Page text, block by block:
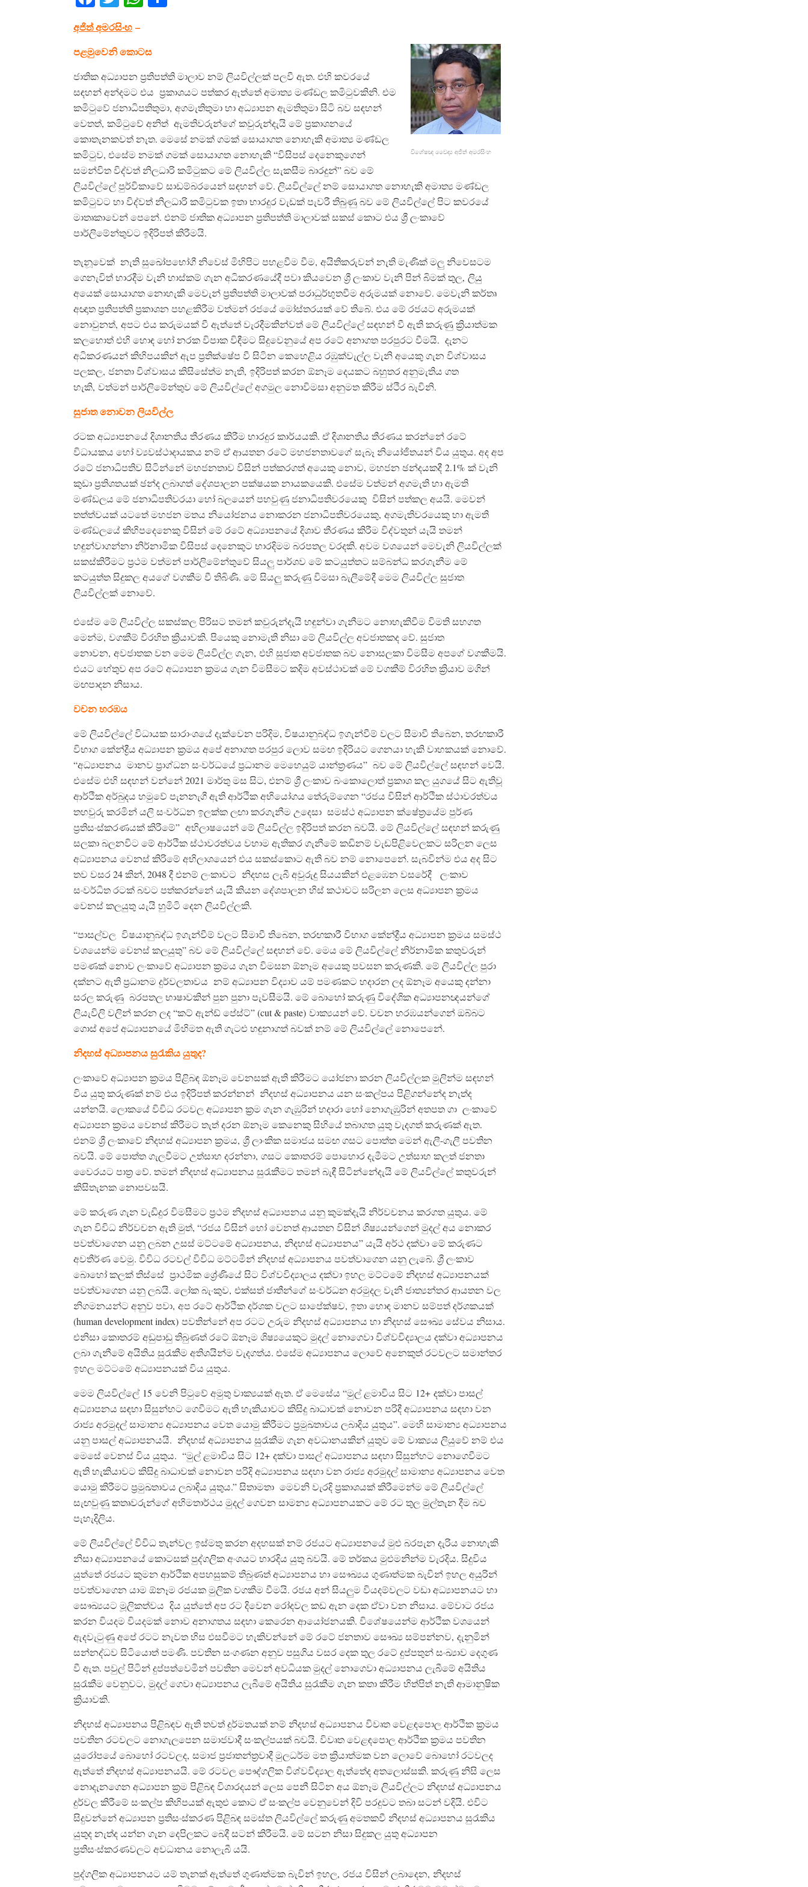
අජිත් අමරසිංහ –
විශේෂඥ වෛද්‍ය අජිත් අමරසිංහ
පළමුවෙනි කොටස
ජාතික අධ්‍යාපන ප්‍රතිපත්ති මාලාව නම් ලියවිල්ලක් පලවී ඇත. එහි කවරයේ
සඳහන් අන්දමට එය ප්‍රකාශයට පත්කර ඇත්තේ අමාත්‍ය මණ්ඩල කමිටුවකිනි. එම
කමිටුවේ ජනාධිපතිතුමා, අගමැතිතුමා හා අධ්‍යාපන ඇමතිතුමා සිටි බව සඳහන්
වෙතත්, කමිටුවේ අනිත් ඇමතිවරුන්ගේ කවුරුන්දැයි මේ ප්‍රකාශනයේ
කොතැනකවත් නැත. මෙසේ නමක් ගමක් සොයාගත නොහැකි අමාත්‍ය මණ්ඩල
කමිටුව, එසේම නමක් ගමක් සොයාගත නොහැකි “විසිපස් දෙනෙකුගෙන්
සමන්විත විද්වත් නිලධාරි කමිටුකට මේ ලියවිල්ල සැකසීම බාරදුන්” බව මේ
ලියවිල්ලේ පුර්විකාවේ සාඩම්බරයෙන් සඳහන් වේ. ලියවිල්ලේ නම් සොයාගත නොහැකි අමාත්‍ය මණ්ඩල
කමිටුවට හා විද්වත් නිලධාරි කමිටුවක ඉතා භාරදුර වැඩක් පැවරී තිබුණු බව මේ ලියවිල්ලේ පිට කවරයේ
මාතෘකාවෙන් පෙනේ. එනම් ජාතික අධ්‍යාපන ප්‍රතිපත්ති මාලාවක් සකස් කොට එය ශ්‍රී ලංකාවේ
පාර්ලිමේන්තුවට ඉදිරිපත් කිරීමයි.
තැනූවෙක් නැති සුඛෝපභෝගී නිවෙස් මිහිපිට පහළවීම වීම, අයිතිකරුවන් නැති මැණික් මලු නිවෙසටම
ගෙනැවිත් භාරදීම වැනි හාස්කම් ගැන අධිකරණයේදී පවා කියවෙන ශ්‍රී ලංකාව වැනි පින් බිමක් තුල, ලියු
අයෙක් සොයාගත නොහැකි මෙවැන් ප්‍රතිපත්ති මාලාවක් පරාධුර්භුතවීම අරුමයක් නොවේ. මෙවැනි කර්තෘ
අඥාත ප්‍රතිපත්ති ප්‍රකාශන පහළකිරීම වත්මන් රජයේ මෝස්තරයක් වේ තිබේ. එය මේ රජයට අරුමයක්
නොවුනත්, අපට එය කරුමයක් වී ඇත්තේ වැරදීමකින්වත් මේ ලියවිල්ලේ සඳහන් වී ඇති කරුණු ක්‍රියාත්මක
කලහොත් එහි හොඳ හෝ නරක විපාක විඳීමට සිදුවෙනුයේ අප රටේ අනාගත පරපුරට වීමයි. දැනට
අධිකරණයන් කිහිපයකින් ඇප ප්‍රතික්ෂේප වී සිටින කෙහෙළිය රඹුක්වැල්ල වැනි අයෙකු ගැන විශ්වාසය
පලකල, ජනතා විශ්වාසය කිසිසේත්ම නැති, ඉදිරිපත් කරන ඕනෑම දෙයකට බහුතර අනුමැතිය ගත
හැකි, වත්මන් පාර්ලිමේන්තුව මේ ලියවිල්ලේ අගමුල නොවිමසා අනුමත කිරීම ස්ථිර බැවිනි.
සුජාත නොවන ලියවිල්ල
රටක අධ්‍යාපනයේ දිශානතිය තීරණය කිරීම භාරදුර කාර්යයකි. ඒ දිශානතිය තීරණය කරන්නේ රටේ
විධායකය හෝ ව්‍යවස්ථාදායකය නම් ඒ ආයතන රටේ මහජනතාවගේ සැබෑ නියෝජිතයන් විය යුතුය. අද අප
රටේ ජනාධිපතිව සිටින්නේ මහජනතාව විසින් පත්කරගත් අයෙකු නොව, මහජන ඡන්දයකදී 2.1% ක් වැනි
කුඩා ප්‍රතිශතයක් ඡන්ද ලබාගත් දේශපාලන පක්ෂයක නායකයෙකි. එසේම වත්මන් අගමැති හා ඇමති
මණ්ඩලය මේ ජනාධිපතිවරයා හෝ බලයෙන් පහවුණු ජනාධිපතිවරයෙකු විසින් පත්කල අයයි. මෙවන්
තත්ත්වයක් යටතේ මහජන මතය නියෝජනය නොකරන ජනාධිපතිවරයෙකු, අගමැතිවරයෙකු හා ඇමති
මණ්ඩලයේ කිහිපදෙනෙකු විසින් මේ රටේ අධ්‍යාපනයේ දිශාව තීරණය කිරීම විද්වතුන් යැයි තමන්
හඳුන්වාගන්නා නිර්නාමික විසිපස් දෙනෙකුට භාරදිමම බරපතල වරදකි. අවම වශයෙන් මෙවැනි ලියවිල්ලක්
සකස්කිරීමට ප්‍රථම වත්මන් පාර්ලිමේන්තුවේ සියලු පාර්ශව මේ කටයුත්තට සම්බන්ධ කරගැනීම මේ
කටයුත්ත සිදුකල අයගේ වගකීම වී තිබිණි. මේ සියලු කරුණු විමසා බැලීමේදී මෙම ලියවිල්ල සුජාත
ලියවිල්ලක් නොවේ.
එසේම මේ ලියවිල්ල සකස්කල පිරිසට තමන් කවුරුන්දැයි හඳුන්වා ගැනීමට නොහැකිවීම විමති සහගත
මෙන්ම, වගකීම් විරහිත ක්‍රියාවකි. පියෙකු නොමැති නිසා මේ ලියවිල්ල අවජාතකද වේ. සුජාත
නොවන, අවජාතක වන මෙම ලියවිල්ල ගැන, එහි සුජාත අවජාතක බව නොසලකා විමසීම අපගේ වගකීමයි.
එයට හේතුව අප රටේ අධ්‍යාපන ක්‍රමය ගැන විමසීමට කදිම අවස්ථාවක් මේ වගකීම් විරහිත ක්‍රියාව මගින්
මඟපාදන නිසාය.
වචන හරඹය
මේ ලියවිල්ලේ විධායක සාරාංශයේ දැක්වෙන පරිදිම, විෂයානුබද්ධ ඉගැන්වීම් වලට සීමාවී තිබෙන, තරඟකාරී
විභාග කේන්ද්‍රීය අධ්‍යාපන ක්‍රමය අපේ අනාගත පරපුර ලොව සමඟ ඉදිරියට ගෙනයා හැකි වාහකයක් නොවේ.
“අධ්‍යාපනය මානව ප්‍රාග්ධන සංවර්ධයේ ප්‍රධානම මෙහෙයුම් යාන්ත්‍රණය” බව මේ ලියවිල්ලේ සඳහන් වෙයි.
එසේම එහි සඳහන් වන්නේ 2021 මාර්තු මස සිට, එනම් ශ්‍රී ලංකාව බංකොලොත් ප්‍රකාශ කල යුගයේ සිට ඇතිවූ
ආර්ථික අර්බුදය හමුවේ පැනනැගී ඇති ආර්ථික අභියෝගය තේරුම්ගෙන “රජය විසින් ආර්ථික ස්ථාවරත්වය
තහවුරු කරමින් යලි සංවර්ධන ඉලක්ක ලඟා කරගැනීම උදෙසා සමස්ථ අධ්‍යාපන ක්ෂේත්‍රයේම පුර්ණ
ප්‍රතිසංස්කරණයක් කිරීමේ” අභිලාෂයෙන් මේ ලියවිල්ල ඉදිරිපත් කරන බවයි. මේ ලියවිල්ලේ සඳහන් කරුණු
සලකා බලනවිට මේ ආර්ථික ස්ථාවරත්වය වහාම ඇතිකර ගැනීමේ කඩිනම් වැඩපිළිවෙලකට සරිලන ලෙස
අධ්‍යාපනය වෙනස් කිරිමේ අභිලාශයෙන් එය සකස්කොට ඇති බව නම් නොපෙනේ. සැබවින්ම එය අද සිට
තව වසර 24 කින්, 2048 දී එනම් ලංකාවට නිදහස ලැබී අවුරුදු සියයකින් එළඹෙන වසරේදී ලංකාව
සංවර්ධිත රටක් බවට පත්කරන්නේ යැයි කියන දේශපාලන හිස් කථාවට සරිලන ලෙස අධ්‍යාපන ක්‍රමය
වෙනස් කලයුතු යැයි හුමිටි දෙන ලියවිල්ලකි.
“පාසල්වල විෂයානුබද්ධ ඉගැන්වීම් වලට සීමාවී තිබෙන, තරඟකාරී විභාග කේන්ද්‍රීය අධ්‍යාපන ක්‍රමය සමස්ථ
වශයෙන්ම වෙනස් කලයුතු” බව මේ ලියවිල්ලේ සඳහන් වේ. මෙය මේ ලියවිල්ලේ නිර්නාමික කතුවරුන්
පමණක් නොව ලංකාවේ අධ්‍යාපන ක්‍රමය ගැන විමසන ඕනෑම අයෙකු පවසන කරුණකි. මේ ලියවිල්ල පුරා
දක්නට ඇති ප්‍රධානම දුර්වලතාවය නම් අධ්‍යාපන විද්‍යාව යම් පමණකට හදාරන ලද ඕනෑම අයෙකු දන්නා
සරල කරුණු බරපතල භාෂාවකින් පුන පුනා පැවසීමයි. මේ බොහෝ කරුණු විදේශික අධ්‍යාපනඥයන්ගේ
ලියැවිලි වලින් කරන ලද “කට් ඇන්ඩ් පේස්ට්” (cut & paste) වාක්‍යයන් වේ. වචන හරඹයන්ගෙන් ඔබ්බට
ගොස් අපේ අධ්‍යාපනයේ මිහිමත ඇති ගැටළු හඳුනාගත් බවක් නම් මේ ලියවිල්ලේ නොපෙනේ.
නිදහස් අධ්‍යාපනය සුරැකිය යුතුද?
ලංකාවේ අධ්‍යාපන ක්‍රමය පිළිබඳ ඕනෑම වෙනසක් ඇති කිරීමට යෝජනා කරන ලියවිල්ලක මුලින්ම සඳහන්
විය යුතු කරුණක් නම් එය ඉදිරිපත් කරන්නන් නිදහස් අධ්‍යාපනය යන සංකල්පය පිළිගන්නේද නැත්ද
යන්නයි. ලොකයේ විවිධ රටවල අධ්‍යාපන ක්‍රම ගැන ගැඹුරින් හදාරා හෝ නොගැඹුරින් අතපත ගා ලංකාවේ
අධ්‍යාපන ක්‍රමය වෙනස් කිරීමට තැත් දරන ඕනෑම කෙනෙකු සිහියේ තබාගත යුතු වැදගත් කරුණක් ඇත.
එනම් ශ්‍රී ලංකාවේ නිදහස් අධ්‍යාපන ක්‍රමය, ශ්‍රී ලාංකික සමාජය සමඟ ගසට පොත්ත මෙන් ඇලී-ගැලී පවතින
බවයි. මේ පොත්ත ගැලවීමට උත්සාහ දරන්නා, ගසට කොතරම් පොහොර දැමීමට උත්සාහ කලත් ජනතා
වෛරයට පාත්‍ර වේ. තමන් නිදහස් අධ්‍යාපනය සුරැකීමට තමන් බැඳී සිටින්නේදැයි මේ ලියවිල්ලේ කතුවරුන්
කිසිතැනක නොපවසයි.
මේ කරුණ ගැන වැඩිදුර විමසීමට ප්‍රථම නිදහස් අධ්‍යාපනය යනු කුමක්දැයි නිර්වචනය කරගත යුතුය. මේ
ගැන විවිධ නිර්වචන ඇති මුත්, “රජය විසින් හෝ වෙනත් ආයතන විසින් ශිෂ්‍යයන්ගෙන් මුදල් අය නොකර
පවත්වාගෙන යනු ලබන උසස් මට්ටමේ අධ්‍යාපනය, නිදහස් අධ්‍යාපනය” යැයි අර්ථ දක්වා මේ කරුණට
අවතීර්ණ වෙමු. විවිධ රටවල් විවිධ මට්ටමින් නිදහස් අධ්‍යාපනය පවත්වාගෙන යනු ලැබේ. ශ්‍රී ලංකාව
බොහෝ කලක් තිස්සේ ප්‍රාථමික ශ්‍රේණියේ සිට විශ්වවිද්‍යාලය දක්වා ඉහල මට්ටමේ නිදහස් අධ්‍යාපනයක්
පවත්වාගෙන යනු ලබයි. ලෝක බැංකුව, එක්සත් ජාතීන්ගේ සංවර්ධන අරමුදල වැනි ජාත්‍යන්තර ආයතන වල
නිගමනයන්ට අනුව පවා, අප රටේ ආර්ථික දර්ශක වලට සාපේක්ෂව, ඉතා හොඳ මානව සම්පත් දර්ශකයක්
(human development index) පවතින්නේ අප රටට උරුම නිදහස් අධ්‍යාපනය හා නිදහස් සෞඛ්‍ය සේවය නිසාය.
එනිසා කොතරම් අඩුපාඩු තිබුණත් රටේ ඕනෑම ශිෂ්‍යයෙකුට මුදල් නොගෙවා විශ්වවිද්‍යාලය දක්වා අධ්‍යාපනය
ලබා ගැනීමේ අයිතිය සුරැකීම අතිශයින්ම වැදගත්ය. එසේම අධ්‍යාපනය ලොවේ අනෙකුත් රටවලට සමාන්තර
ඉහල මට්ටමේ අධ්‍යාපනයක් විය යුතුය.
මෙම ලියවිල්ලේ 15 වෙනි පිටුවේ අමුතු වාක්‍යයක් ඇත. ඒ මෙසේය “මුල් ළමාවිය සිට 12+ දක්වා පාසල්
අධ්‍යාපනය සඳහා සිසුන්හට ගෙවීමට ඇති හැකියාවට කිසිදු බාධාවක් නොවන පරිදී අධ්‍යාපනය සඳහා වන
රාජ්‍ය අරමුදල් සාමාන්‍ය අධ්‍යාපනය වෙත යොමු කිරීමට ප්‍රමුඛතාවය ලබාදිය යුතුය”. මෙහි සාමාන්‍ය අධ්‍යාපනය
යනු පාසල් අධ්‍යාපනයයි. නිදහස් අධ්‍යාපනය සුරැකීම ගැන අවධානයකින් යුතුව මේ වාක්‍යය ලියුවේ නම් එය
මෙසේ වෙනස් විය යුතුය. “මුල් ළමාවිය සිට 12+ දක්වා පාසල් අධ්‍යාපනය සඳහා සිසුන්හට නොගෙවීමට
ඇති හැකියාවට කිසිදු බාධාවක් නොවන පරිදි අධ්‍යාපනය සඳහා වන රාජ්‍ය අරමුදල් සාමාන්‍ය අධ්‍යාපනය වෙත
යොමු කිරීමට ප්‍රමුඛතාවය ලබාදිය යුතුය.” සිතාමතා මෙවනි වැරදි ප්‍රකාශයක් කිරීමෙන්ම මේ ලියවිල්ලේ
සැඟවුණු කතෘවරුන්ගේ අභිමතාර්ථය මුදල් ගෙවන සාමන්‍ය අධ්‍යාපනයකට මේ රට තුල මුල්තැන දීම බව
පැහැදිලිය.
මේ ලියවිල්ලේ විවිධ තැන්වල ඉස්මතු කරන අදහසක් නම් රජයට අධ්‍යාපනයේ මුළු බරපැන දැරිය නොහැකි
නිසා අධ්‍යාපනයේ කොටසක් පුද්ගලික අංශයට භාරදිය යුතු බවයි. මේ තර්කය මුළුමනින්ම වැරදිය. සිදුවිය
යුත්තේ රජයට කුමන ආර්ථික අපහසුකම් තිබුණත් අධ්‍යාපනය හා සෞඛ්‍යය ගුණාත්මක බැවින් ඉහල අයුරින්
පවත්වාගෙන යාම ඕනෑම රජයක මුලික වගකීම වීමයි. රජය අන් සියලුම වියදම්වලට වඩා අධ්‍යාපනයට හා
සෞඛ්‍යයට මූලිකත්වය දිය යුත්තේ අප රට දිවෙන රෝදවල කඩ ඇන දෙක ඒවා වන නිසාය. මේවාට රජය
කරන වියදම වියදමක් නොව අනාගතය සඳහා කෙරෙන ආයෝජනයකි. විශේෂයෙන්ම ආර්ථික වශයෙන්
ඇදවැටුණු අපේ රටට නැවත හිස එසවීමට හැකිවන්නේ මේ රටේ ජනතාව සෞඛ්‍ය සම්පන්නව, දැනුමින්
සන්නද්ධව සිටියොත් පමණි. පවතින සංගණන අනුව පසුගිය වසර දෙක තුල රටේ දුප්පතුන් සංඛ්‍යාව දෙගුණ
වී ඇත. පවුල් පිටින් දුප්පත්වෙමින් පවතින මෙවන් අවධියක මුදල් නොගෙවා අධ්‍යාපනය ලැබීමේ අයිතිය
සුරැකීම වෙනුවට, මුදල් ගෙවා අධ්‍යාපනය ලැබීමේ අයිතිය සුරැකීම ගැන කතා කිරීම හිත්පිත් නැති ආමානුෂික
ක්‍රියාවකි.
නිදහස් අධ්‍යාපනය පිළිබඳව ඇති තවත් දුර්මතයක් නම් නිදහස් අධ්‍යාපනය විවෘත වෙළඳපොල ආර්ථික ක්‍රමය
පවතින රටවලට නොගැලපෙන සමාජවාදී සංකල්පයක් බවයි. විවෘත වෙළඳපොල ආර්ථික ක්‍රමය පවතින
යුරෝපයේ බොහෝ රටවලද, සමාජ ප්‍රජාතන්ත්‍රවාදී මුලධර්ම මත ක්‍රියාත්මක වන ලොවේ බොහෝ රටවලද
ඇත්තේ නිදහස් අධ්‍යාපනයයි. මේ රටවල පෞද්ගලික විශ්වවිද්‍යාල ඇත්තේද අතලොස්සකි. කරුණු නිසි ලෙස
නොදැනගෙන අධ්‍යාපන ක්‍රම පිළිබඳ විශාරදයන් ලෙස පෙනී සිටින අය ඕනෑම ලියවිල්ලට නිදහස් අධ්‍යාපනය
දුර්වල කිරීමේ සංකල්ප කිහිපයක් ඇතුළු කොට ඒ සංකල්ප වෙනුවෙන් දිවි පරදුවට තබා සටන් වදියි. එවිට
සිදුවන්නේ අධ්‍යාපන ප්‍රතිසංස්කරණ පිළිබඳ සමස්ත ලියවිල්ලේ කරුණු අමතකවී නිදහස් අධ්‍යාපනය සුරැකිය
යුතුද නැත්ද යන්න ගැන දෙපිලකට බෙදී සටන් කිරීමයි. මේ සටන නිසා සිදුකල යුතු අධ්‍යාපන
ප්‍රතිසංස්කරණවලට අවධානය නොලැබී යයි.
පුද්ගලික අධ්‍යාපනයට යම් තැනක් ඇත්තේ ගුණාත්මක බැවින් ඉහල, රජය විසින් ලබාදෙන, නිදහස්